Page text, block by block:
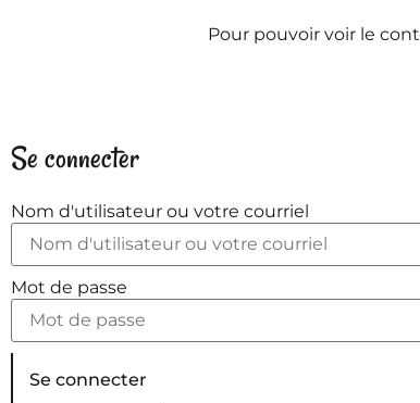
Pour pouvoir voir le
Se connecter
Nom d'utilisateur ou votre courriel
Mot de passe
Se connecter